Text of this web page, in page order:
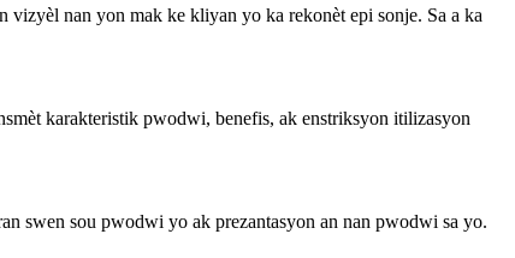
vizyèl nan yon mak ke kliyan yo ka rekonèt epi sonje. Sa a ka
karakteristik pwodwi, benefis, ak enstriksyon itilizasyon
swen sou pwodwi yo ak prezantasyon an nan pwodwi sa yo.